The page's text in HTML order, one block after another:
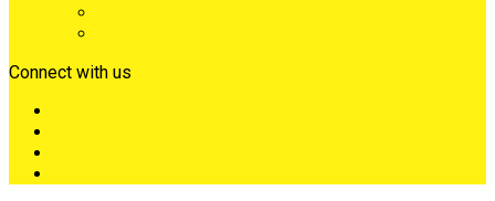
Connect with us